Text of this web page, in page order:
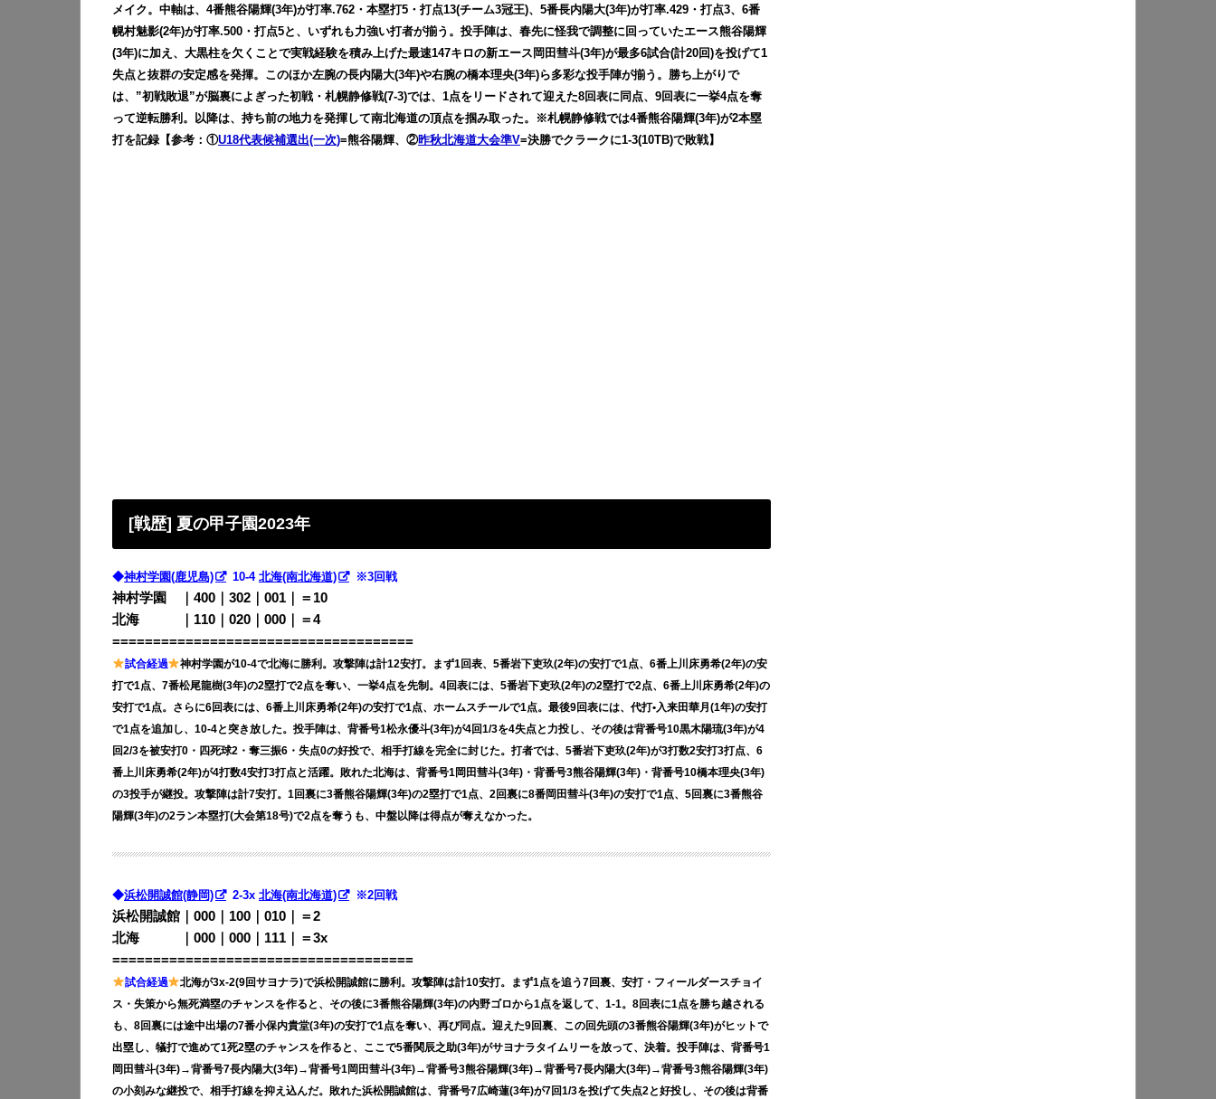
メイク。中軸は、4番熊谷陽輝(3年)が打率.762・本塁打5・打点13(チーム3冠王)、5番長内陽大(3年)が打率.429・打点3、6番
幌村魅影(2年)が打率.500・打点5と、いずれも力強い打者が揃う。 投手陣は、春先に怪我で調整に回っていたエース熊谷陽輝
(3年)に加え、大黒柱を欠くことで実戦経験を積み上げた最速147キロの新エース岡田彗斗(3年)が最多6試合(計20回)を投げて1
失点と抜群の安定感を発揮。このほか左腕の長内陽大(3年)や右腕の橋本理央(3年)ら多彩な投手陣が揃う。 勝ち上がりで
は、 ”初戦敗退”が脳裏によぎった初戦・札幌静修戦(7-3)では、1点をリードされて迎えた8回表に同点、9回表に一挙4点を奪
って逆転勝利。以降は、持ち前の地力を発揮して南北海道の頂点を掴み取った。※札幌静修戦では4番熊谷陽輝(3年)が2本塁
打を記録【参考：①U18代表候補選出(一次)=熊谷陽輝、②昨秋北海道大会準V=決勝でクラークに1-3(10TB)で敗戦】
[戦歴] 夏の甲子園2023年
◆神村学園(鹿児島) 10-4 北海(南北海道) ※3回戦
神村学園 ｜400｜302｜001｜＝10
北海 ｜110｜020｜000｜＝4
=====================================
試合経過
神村学園が10-4で北海に勝利。攻撃陣は計12安打。まず1回表、5番岩下吏玖(2年)の安打で1点、6番上川床勇希(2年)の安
打で1点、7番松尾龍樹(3年)の2塁打で2点を奪い、一挙4点を先制。4回表には、5番岩下吏玖(2年)の2塁打で2点、6番上川床勇希(2年)の
安打で1点。さらに6回表には、6番上川床勇希(2年)の安打で1点、ホームスチールで1点。最後9回表には、代打•入来田華月(1年)の安打
で1点を追加し、10-4と突き放した。投手陣は、背番号1松永優斗(3年)が4回1/3を4失点と力投し、その後は背番号10黒木陽琉(3年)が4
回2/3を被安打0・四死球2・奪三振6・失点0の好投で、相手打線を完全に封じた。打者では、5番岩下吏玖(2年)が3打数2安打3打点、6
番上川床勇希(2年)が4打数4安打3打点と活躍。敗れた北海は、背番号1岡田彗斗(3年)・背番号3熊谷陽輝(3年)・背番号10橋本理央(3年)
の3投手が継投。攻撃陣は計7安打。1回裏に3番熊谷陽輝(3年)の2塁打で1点、2回裏に8番岡田彗斗(3年)の安打で1点、5回裏に3番熊谷
陽輝(3年)の2ラン本塁打(大会第18号)で2点を奪うも、中盤以降は得点が奪えなかった。
◆浜松開誠館(静岡) 2-3x 北海(南北海道) ※2回戦
浜松開誠館｜000｜100｜010｜＝2
北海 ｜000｜000｜111｜＝3x
=====================================
試合経過
北海が3x-2(9回サヨナラ)で浜松開誠館に勝利。攻撃陣は計10安打。まず1点を追う7回裏、安打・フィールダースチョイ
ス・失策から無死満塁のチャンスを作ると、その後に3番熊谷陽輝(3年)の内野ゴロから1点を返して、1-1。8回表に1点を勝ち越される
も、8回裏には途中出場の7番小保内貴堂(3年)の安打で1点を奪い、再び同点。迎えた9回裏、この回先頭の3番熊谷陽輝(3年)がヒットで
出塁し、犠打で進めて1死2塁のチャンスを作ると、ここで5番関辰之助(3年)がサヨナラタイムリーを放って、決着。投手陣は、背番号1
岡田彗斗(3年)→背番号7長内陽大(3年)→背番号1岡田彗斗(3年)→背番号3熊谷陽輝(3年)→背番号7長内陽大(3年)→背番号3熊谷陽輝(3年)
の小刻みな継投で、相手打線を抑え込んだ。敗れた浜松開誠館は、背番号7広崎蓮(3年)が7回1/3を投げて失点2と好投し、その後は背番